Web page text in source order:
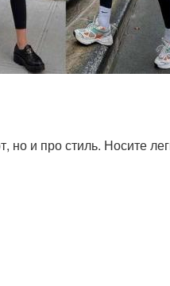
и про стиль. Носите